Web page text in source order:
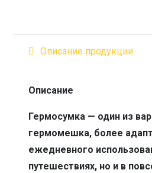
Описание продукции
Описание
Гермосумка — один из
гермомешка, более
ежедневного
путешествиях, но и в